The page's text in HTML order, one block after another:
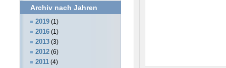
Archiv nach Jahren
2019 (1)
2016 (1)
2013 (3)
2012 (6)
2011 (4)